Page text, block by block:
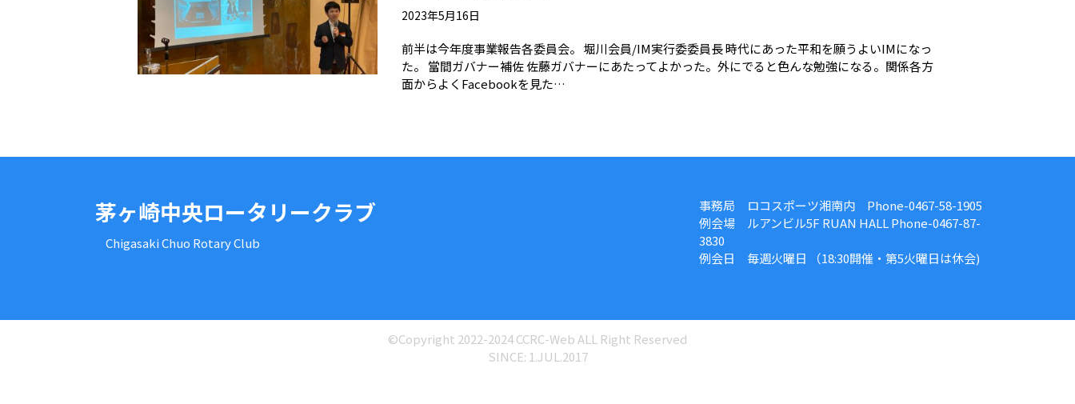
2023年5月16日
前半は今年度事業報告各委員会。 堀川会員/IM実行委委員長 時代にあった平和を願うよいIMになっ
た。 當間ガバナー補佐 佐藤ガバナーにあたってよかった。外にでると色んな勉強になる。関係各方
面からよくFacebookを見た…
茅ヶ崎中央ロータリークラブ
Chigasaki Chuo Rotary Club
事務局 ロコスポーツ湘南内 Phone-0467-58-1905
例会場 ルアンビル5F RUAN HALL Phone-0467-87-
3830
例会日 毎週火曜日 （18:30開催・第5火曜日は休会)
©Copyright 2022-2024 CCRC-Web ALL Right Reserved
SINCE: 1.JUL.2017